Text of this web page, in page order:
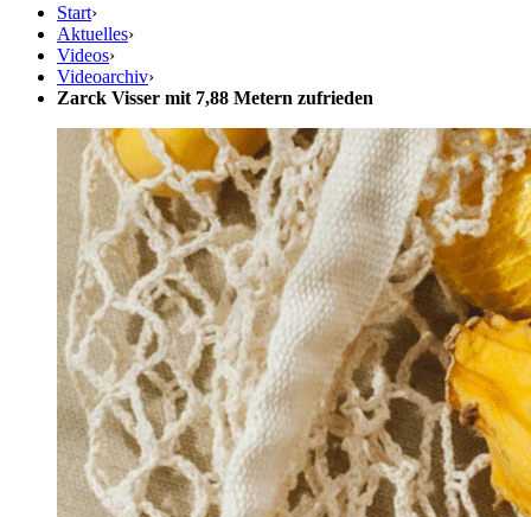
Start›
Aktuelles›
Videos›
Videoarchiv›
Zarck Visser mit 7,88 Metern zufrieden